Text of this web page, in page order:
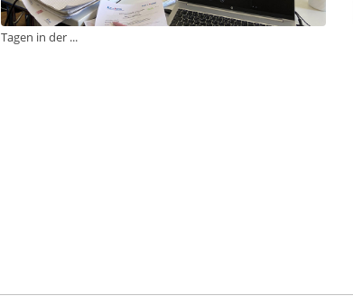
Tagen in der ...